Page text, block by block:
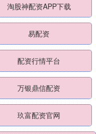
淘股神配资APP下载
易配资
配资行情平台
万银鼎信配资
玖富配资官网